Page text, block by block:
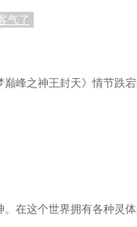
气了
峰之神王封天》情节跌
在这个世界拥有各种灵